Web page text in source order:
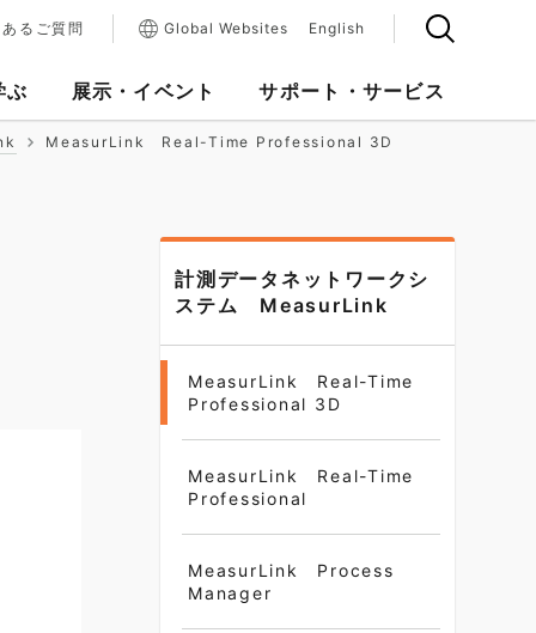
ぶ 展示・イベント サポート・サービス
るご質問 Global Websites English
MeasurLink Real-Time Professional 3D
計測データネットワークシ
ステム MeasurLink
MeasurLink Real-Time
Professional 3D
MeasurLink Real-Time
Professional
MeasurLink Process
Manager